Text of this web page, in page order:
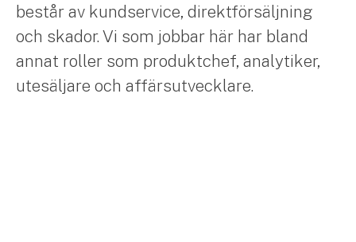
består av kundservice, direktförsäljning
och skador. Vi som jobbar här har bland
annat roller som produktchef, analytiker,
utesäljare och affärsutvecklare.